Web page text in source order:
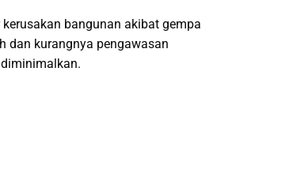
bangunan akibat gempa
dan kurangnya pengawasan